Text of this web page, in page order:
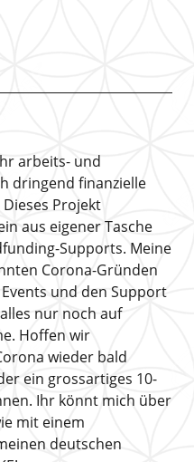
arbeits- und
dringend finanzielle
Projekt
aus eigener Tasche
Supports. Meine
Corona-Gründen
und den Support
nur noch auf
Hoffen wir
wieder bald
ein grossartiges 10-
Ihr könnt mich über
mit einem
deutschen